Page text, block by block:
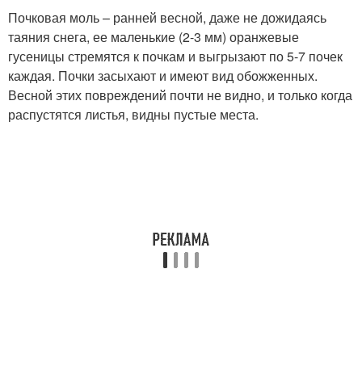
Почковая моль – ранней весной, даже не дожидаясь
таяния снега, ее маленькие (2-3 мм) оранжевые
гусеницы стремятся к почкам и выгрызают по 5-7 почек
каждая. Почки засыхают и имеют вид обожженных.
Весной этих повреждений почти не видно, и только когда
распустятся листья, видны пустые места.